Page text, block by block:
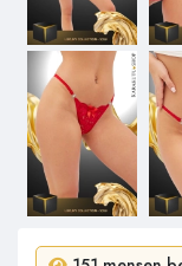
10 mensen